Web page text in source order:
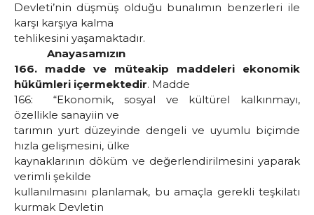
Devleti’nin düşmüş olduğu bunalımın benzerleri ile
karşı karşıya kalma
tehlikesini yaşamaktadır.
Anayasamızın
166. madde ve müteakip maddeleri ekonomik
hükümleri içermektedir. Madde
166: “Ekonomik, sosyal ve kültürel kalkınmayı,
özellikle sanayiin ve
tarımın yurt düzeyinde dengeli ve uyumlu biçimde
hızla gelişmesini, ülke
kaynaklarının döküm ve değerlendirilmesini yaparak
verimli şekilde
kullanılmasını planlamak, bu amaçla gerekli teşkilatı
kurmak Devletin